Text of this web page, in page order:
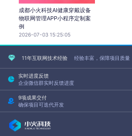
成都小火科技AI健康穿戴设备
物联网管理APP小程序定制案
例
2026-07-03 15:25:05
11年互联网技术经验 经验丰富，保障项目质量
实时进度反馈
企业微信群实时反馈进度
9项成果交付
确保项目可迭代开发